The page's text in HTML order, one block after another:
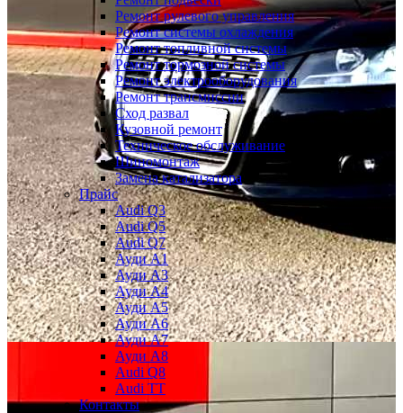
Ремонт рулевого управления
Ремонт системы охлаждения
Ремонт топливной системы
Ремонт тормозной системы
Ремонт электрооборудования
Ремонт трансмиссии
Сход развал
Кузовной ремонт
Техническое обслуживание
Шиномонтаж
Замена катализатора
Прайс
Audi Q3
Audi Q5
Audi Q7
Ауди А1
Ауди А3
Ауди А4
Ауди A5
Ауди А6
Ауди А7
Ауди A8
Audi Q8
Audi TT
Контакты